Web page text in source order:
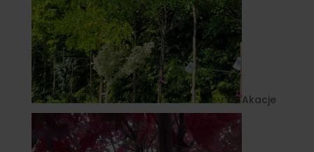
Akacje